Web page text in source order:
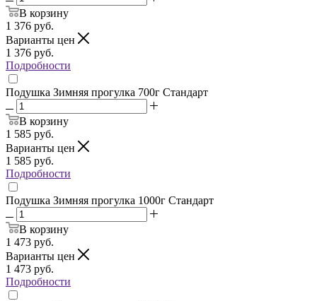
В корзину
1 376 руб.
Варианты цен
1 376 руб.
Подробности
Подушка Зимняя прогулка 700г Стандарт
В корзину
1 585 руб.
Варианты цен
1 585 руб.
Подробности
Подушка Зимняя прогулка 1000г Стандарт
В корзину
1 473 руб.
Варианты цен
1 473 руб.
Подробности